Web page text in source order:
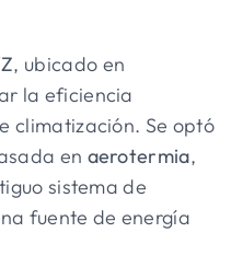
, ubicado en
la eficiencia
climatización. Se optó
en aerotermia,
sistema de
fuente de energía